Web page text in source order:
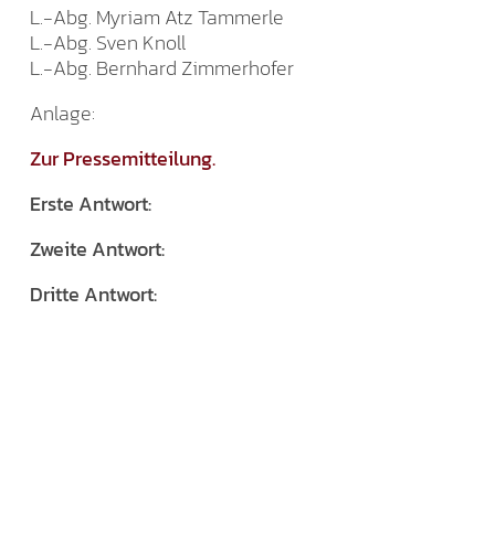
L.-Abg. Myriam Atz Tammerle
L.-Abg. Sven Knoll
L.-Abg. Bernhard Zimmerhofer
Anlage:
Zur Pressemitteilung.
Erste Antwort:
Zweite Antwort:
Dritte Antwort: